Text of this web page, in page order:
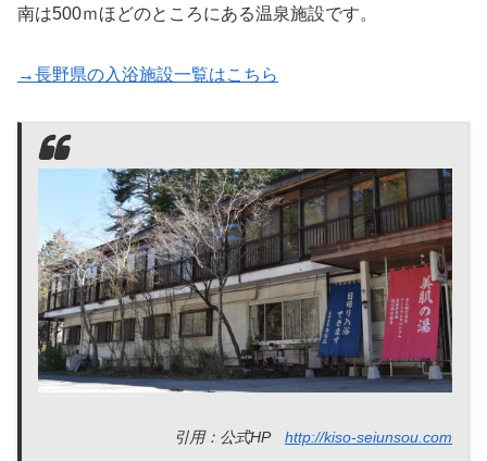
南は500ｍほどのところにある温泉施設です。
→長野県の入浴施設一覧はこちら
引用：公式HP http://kiso-seiunsou.com